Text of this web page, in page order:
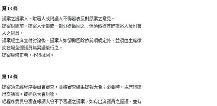
第 13 條
議案之提案人、附署人或附議人不得發表反對原案之意見。
提案討論前，提案人全部或一部分得撤回之；但須徵得其餘提案人及附署
人之同意。
議案經主席宣付討論後，提案人如卻撤回除依前項規定外，並須由主席徵
詢在場全體議員無異議後行之。
提案經修正者，不得撤回。
第 14 條
提案須先經程序委員會審查，並將審查結果提報大會；必要時，主席得提
出交議案，或逕送大會討論。
經程序委員會審查報請大會不予審議之提案，如有出席議員之提議，並有